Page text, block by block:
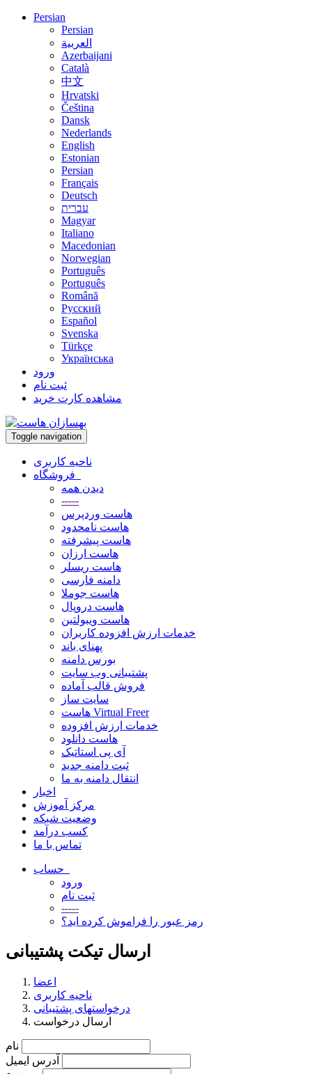
Persian
Persian
العربية
Azerbaijani
Català
中文
Hrvatski
Čeština
Dansk
Nederlands
English
Estonian
Persian
Français
Deutsch
עברית
Magyar
Italiano
Macedonian
Norwegian
Português
Português
Română
Русский
Español
Svenska
Türkçe
Українська
ورود
ثبت نام
مشاهده کارت خرید
Toggle navigation
ناحیه کاربری
دیدن همه
-----
هاست وردپرس
هاست نامحدود
هاست پیشرفته
هاست ارزان
هاست ریسلر
دامنه فارسی
هاست جوملا
هاست دروپال
هاست ویبولتین
خدمات ارزش افزوده کاربران
پهنای باند
بورس دامنه
پشتیبانی وب سایت
فروش قالب آماده
سایت ساز
هاست Virtual Freer
خدمات ارزش افزوده
هاست دانلود
آی پی استاتیک
ثبت دامنه جدید
انتقال دامنه به ما
اخبار
مرکز آموزش
وضعیت شبکه
کسب درآمد
تماس با ما
ورود
ثبت نام
-----
رمز عبور را فراموش کرده اید؟
ارسال تیکت پشتیبانی
اعضا
ناحیه کاربری
درخواستهای پشتیبانی
ارسال درخواست
نام
آدرس ایمیل